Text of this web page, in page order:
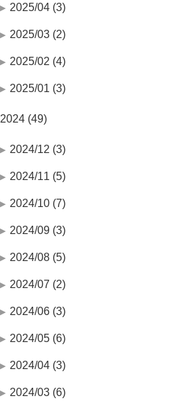
2025/04 (3)
2025/03 (2)
2025/02 (4)
2025/01 (3)
2024 (49)
2024/12 (3)
2024/11 (5)
2024/10 (7)
2024/09 (3)
2024/08 (5)
2024/07 (2)
2024/06 (3)
2024/05 (6)
2024/04 (3)
2024/03 (6)